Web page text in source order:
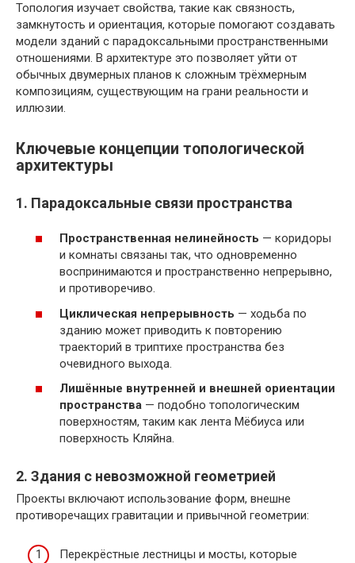
Топология изучает свойства, такие как связность,
замкнутость и ориентация, которые помогают создавать
модели зданий с парадоксальными пространственными
отношениями. В архитектуре это позволяет уйти от
обычных двумерных планов к сложным трёхмерным
композициям, существующим на грани реальности и
иллюзии.
Ключевые концепции топологической
архитектуры
1. Парадоксальные связи пространства
Пространственная нелинейность — коридоры
и комнаты связаны так, что одновременно
воспринимаются и пространственно непрерывно,
и противоречиво.
Циклическая непрерывность — ходьба по
зданию может приводить к повторению
траекторий в триптихе пространства без
очевидного выхода.
Лишённые внутренней и внешней ориентации
пространства — подобно топологическим
поверхностям, таким как лента Мёбиуса или
поверхность Кляйна.
2. Здания с невозможной геометрией
Проекты включают использование форм, внешне
противоречащих гравитации и привычной геометрии:
Перекрёстные лестницы и мосты, которые